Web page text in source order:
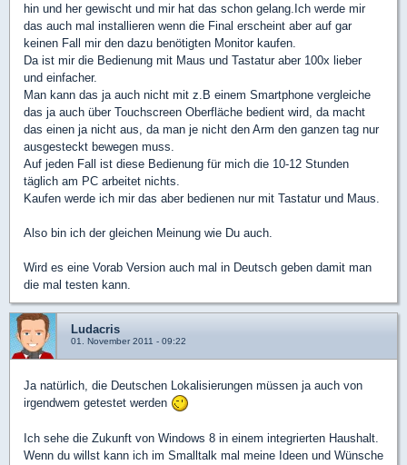
hin und her gewischt und mir hat das schon gelang.Ich werde mir
das auch mal installieren wenn die Final erscheint aber auf gar
keinen Fall mir den dazu benötigten Monitor kaufen.
Da ist mir die Bedienung mit Maus und Tastatur aber 100x lieber
und einfacher.
Man kann das ja auch nicht mit z.B einem Smartphone vergleiche
das ja auch über Touchscreen Oberfläche bedient wird, da macht
das einen ja nicht aus, da man je nicht den Arm den ganzen tag nur
ausgesteckt bewegen muss.
Auf jeden Fall ist diese Bedienung für mich die 10-12 Stunden
täglich am PC arbeitet nichts.
Kaufen werde ich mir das aber bedienen nur mit Tastatur und Maus.
Also bin ich der gleichen Meinung wie Du auch.
Wird es eine Vorab Version auch mal in Deutsch geben damit man
die mal testen kann.
Ludacris
01. November 2011 - 09:22
Ja natürlich, die Deutschen Lokalisierungen müssen ja auch von
irgendwem getestet werden
Ich sehe die Zukunft von Windows 8 in einem integrierten Haushalt.
Wenn du willst kann ich im Smalltalk mal meine Ideen und Wünsche